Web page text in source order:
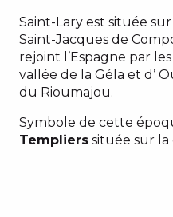
Saint-Lary est située
Saint-Jacques de
rejoint l’Espagne par
vallée de la Géla et d’
du Rioumajou.
Symbole de cette
Templiers située sur la